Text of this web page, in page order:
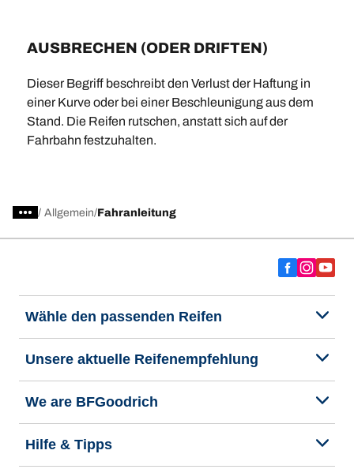
AUSBRECHEN (ODER DRIFTEN)
Dieser Begriff beschreibt den Verlust der Haftung in
einer Kurve oder bei einer Beschleunigung aus dem
Stand. Die Reifen rutschen, anstatt sich auf der
Fahrbahn festzuhalten.
/ Allgemein Fahranleitung
Wähle den passenden Reifen
Unsere aktuelle Reifenempfehlung
We are BFGoodrich
Hilfe & Tipps